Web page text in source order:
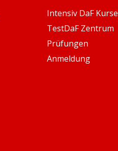
Intensiv DaF Kurse
TestDaF Zentrum
Prüfungen
Anmeldung